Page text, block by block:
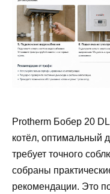
Protherm Бобер 20
котёл, оптимальный
требует точного
собраны
рекомендации. Это